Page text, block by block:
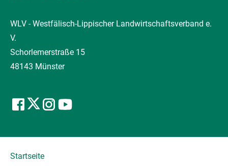
WLV - Westfälisch-Lippischer Landwirtschaftsverband e.
V.
Schorlemerstraße 15
48143 Münster
Startseite